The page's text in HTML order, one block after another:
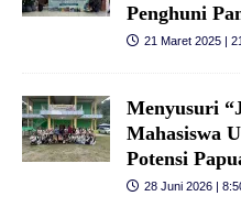
Penghuni
21 Maret 2025 |
Menyusuri
Mahasiswa
Potensi
28 Juni 2026 |